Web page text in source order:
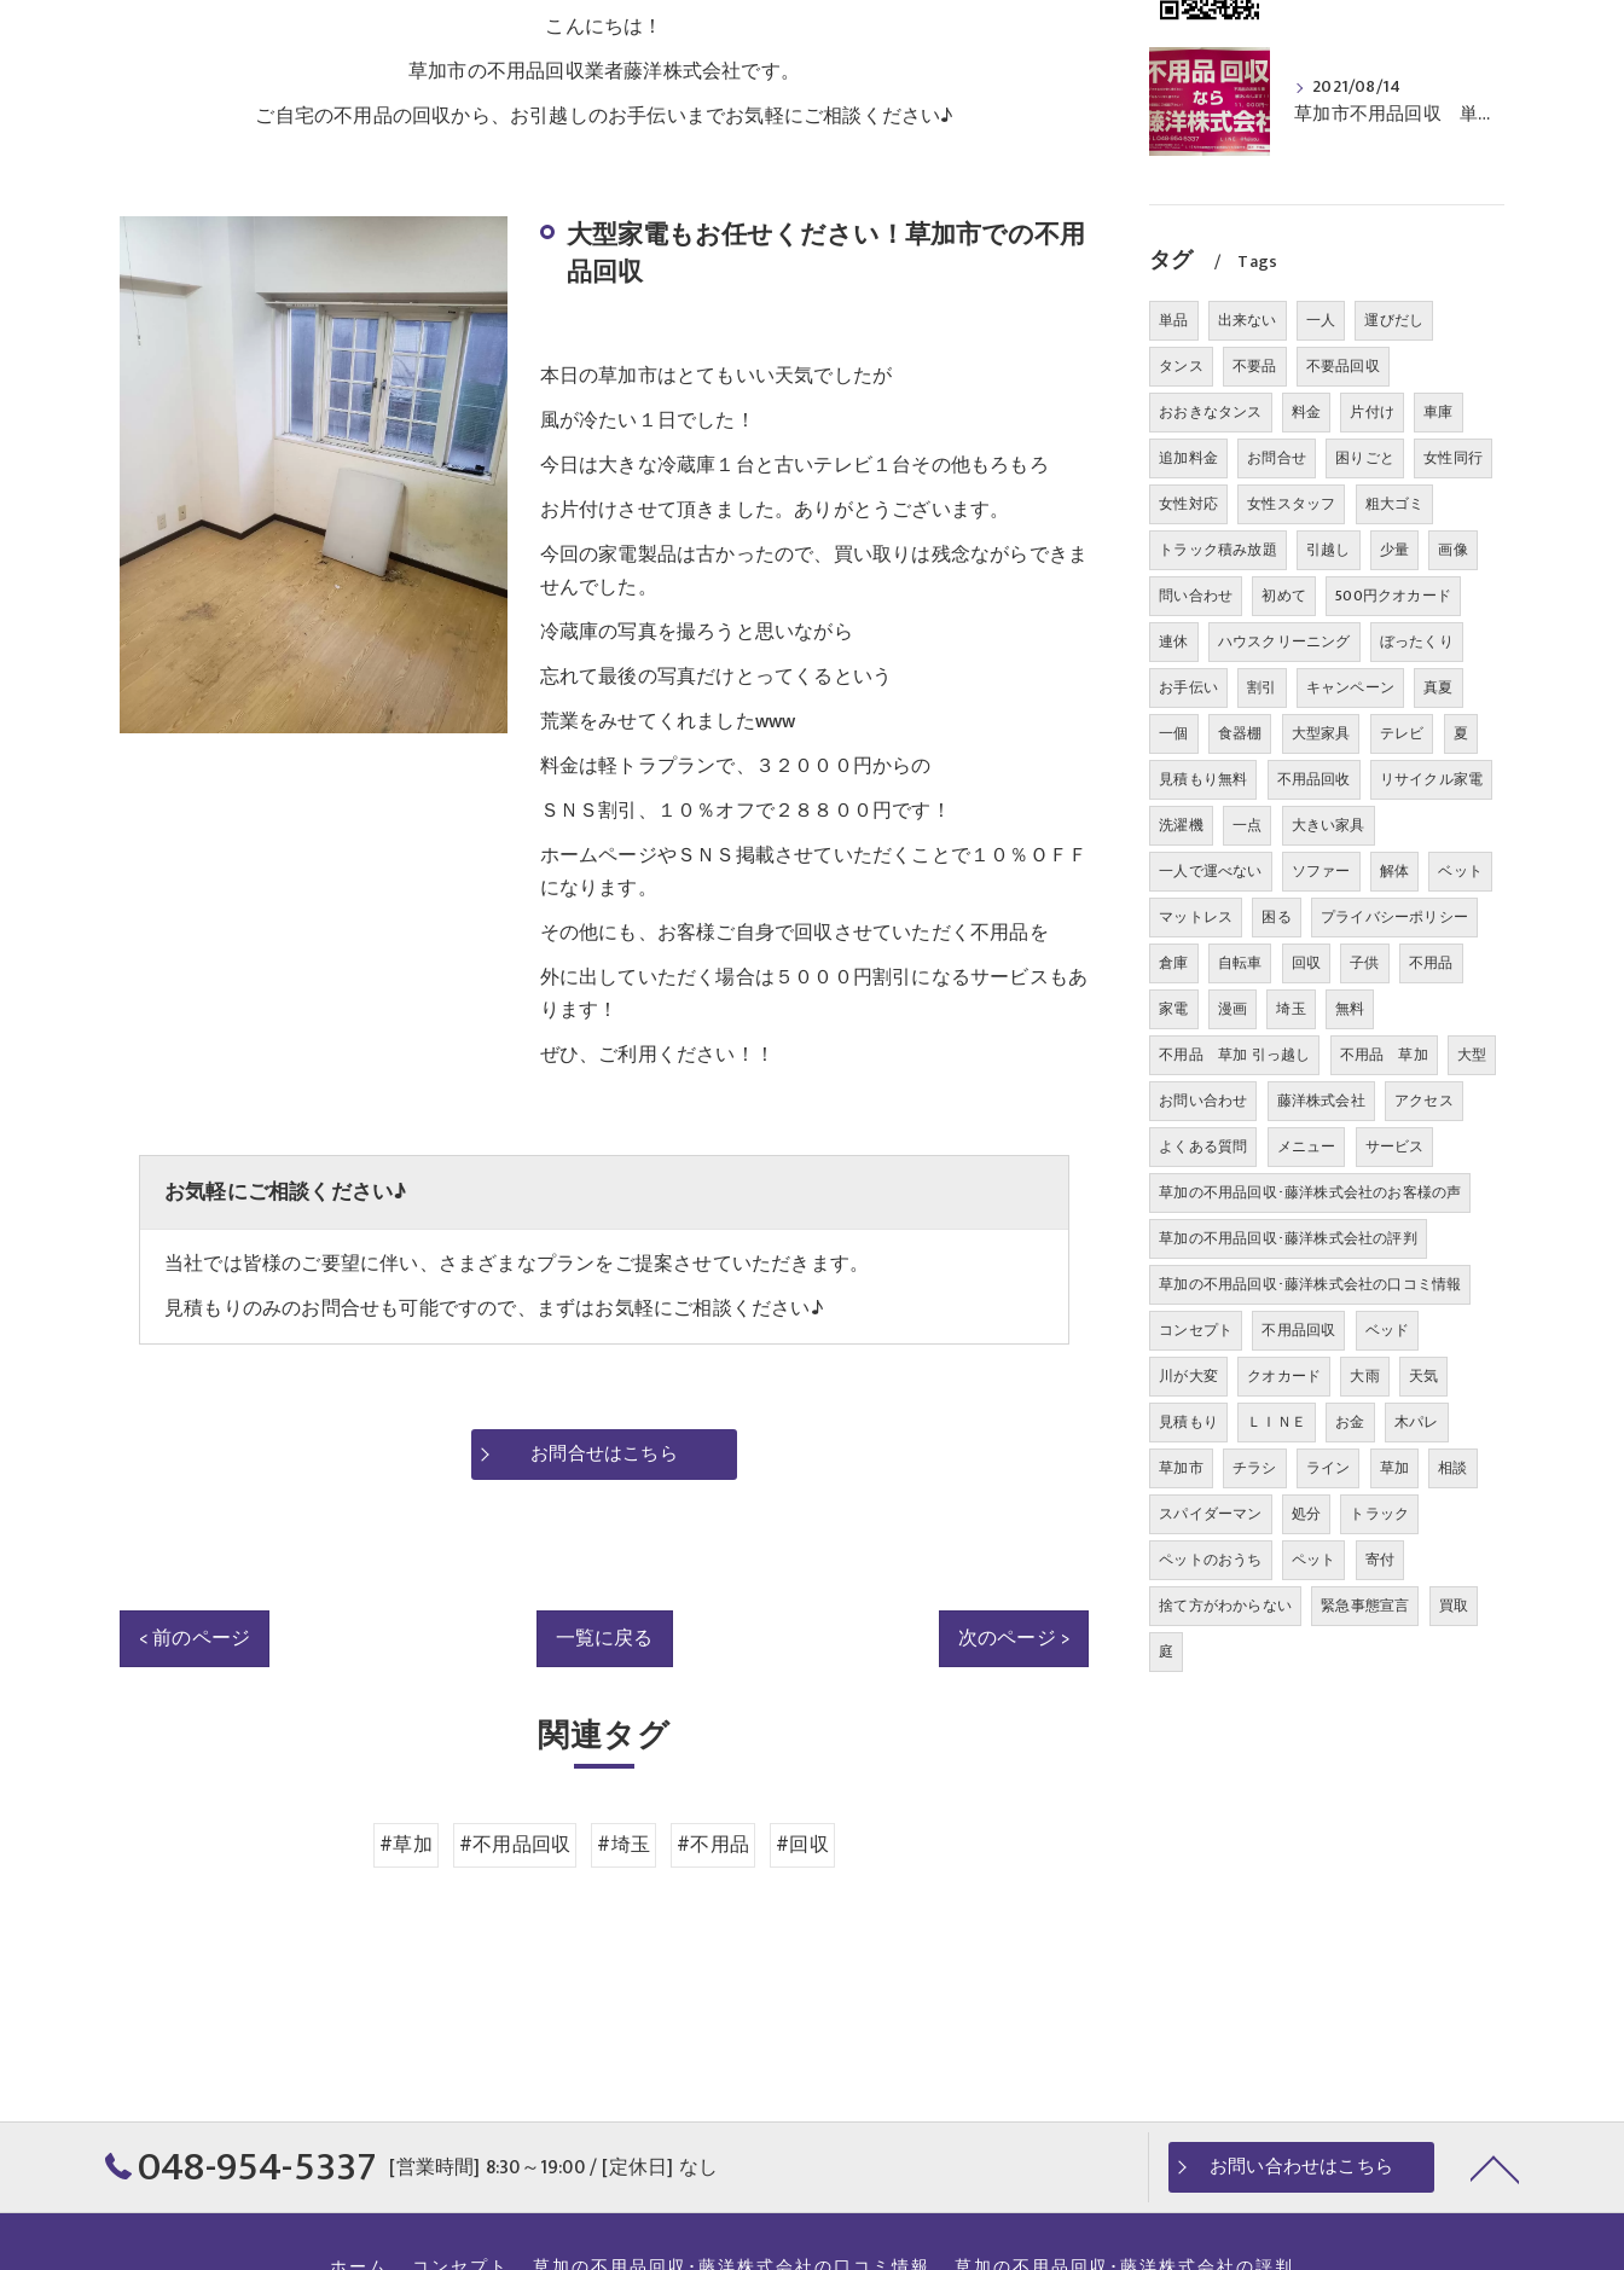
こんにちは！
草加市の不用品回収業者藤洋株式会社です。
ご自宅の不用品の回収から、お引越しのお手伝いまでお気軽にご相談ください♪
大型家電もお任せください！草加市での不用
品回収
本日の草加市はとてもいい天気でしたが
風が冷たい１日でした！
今日は大きな冷蔵庫１台と古いテレビ１台その他もろもろ
お片付けさせて頂きました。ありがとうございます。
今回の家電製品は古かったので、買い取りは残念ながらできま
せんでした。
冷蔵庫の写真を撮ろうと思いながら
忘れて最後の写真だけとってくるという
荒業をみせてくれましたwww
料金は軽トラプランで、３２０００円からの
ＳＮＳ割引、１０％オフで２８８００円です！
ホームページやＳＮＳ掲載させていただくことで１０％ＯＦＦ
になります。
その他にも、お客様ご自身で回収させていただく不用品を
外に出していただく場合は５０００円割引になるサービスもあ
ります！
ぜひ、ご利用ください！！
お気軽にご相談ください♪
当社では皆様のご要望に伴い、さまざまなプランをご提案させていただきます。
見積もりのみのお問合せも可能ですので、まずはお気軽にご相談ください♪
お問合せはこちら
< 前のページ 一覧に戻る 次のページ >
関連タグ
#草加 #不用品回収 #埼玉 #不用品 #回収
2021/08/14
草加市不用品回収 単品回収おまかせ下さい！
タグ Tags
単品 出来ない 一人
運びだし
タンス
不要品
不要品回収
おおきなタンス
料金 片付け
車庫
追加料金
お問合せ 困りごと
女性同行
女性対応
女性スタッフ
粗大ゴミ
トラック積み放題
引越し 少量
画像
問い合わせ
初めて
500円クオカード
連休
ハウスクリーニング
ぼったくり
お手伝い
割引 キャンペーン
真夏
一個
食器棚 大型家具 テレビ
夏
見積もり無料
不用品回收
リサイクル家電
洗濯機
一点
大きい家具
一人で運べない
ソファー 解体
ベット
マットレス
困る
プライバシーポリシー
倉庫
自転車 回収 子供
不用品
家電
漫画 埼玉
無料
不用品 草加 引っ越し
不用品 草加
大型
お問い合わせ
藤洋株式会社
アクセス
よくある質問
メニュー
サービス
草加の不用品回収･藤洋株式会社のお客様の声
草加の不用品回収･藤洋株式会社の評判
草加の不用品回収･藤洋株式会社の口コミ情報
コンセプト
不用品回収
ベッド
川が大変
クオカード 大雨
天気
見積もり
ＬＩＮＥ お金
木パレ
草加市
チラシ ライン 草加
相談
スパイダーマン
処分
トラック
ペットのおうち
ペット
寄付
捨て方がわからない
緊急事態宣言
買取
庭
048-954-5337 [営業時間] 8:30～19:00 / [定休日] なし お問い合わせはこちら